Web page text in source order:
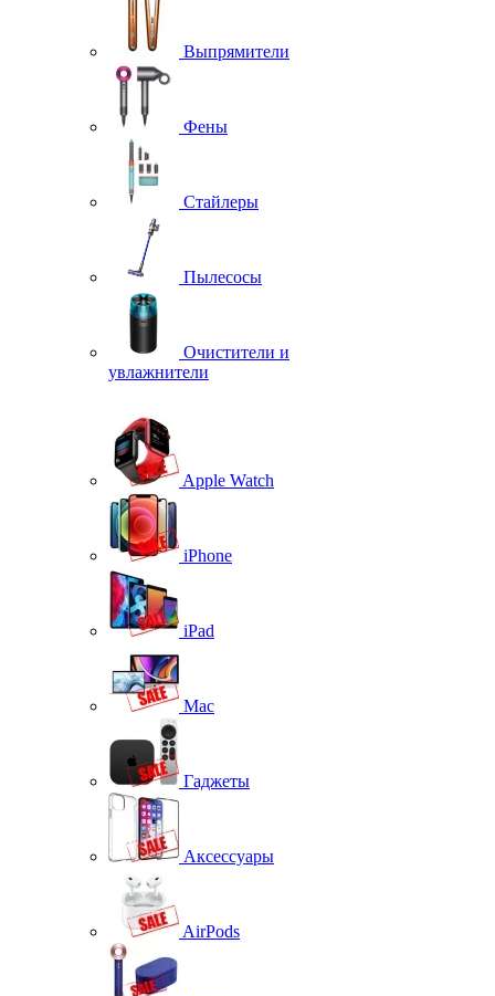
Выпрямители
Фены
Стайлеры
Пылесосы
Очистители и
увлажнители
Apple Watch
iPhone
iPad
Mac
Гаджеты
Аксессуары
AirPods